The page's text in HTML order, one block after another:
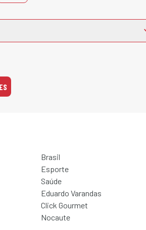
Brasil
Esporte
Saúde
Eduardo Varandas
Click Gourmet
Nocaute